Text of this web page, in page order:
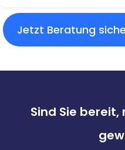
Jetzt Beratung
Sind Sie